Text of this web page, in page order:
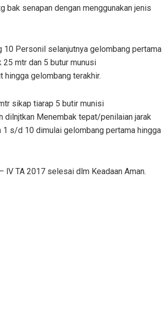
bak senapan dengan menggunakan jenis
Personil selanjutnya gelombang pertama
mtr dan 5 butur munusi
gelombang terakhir.
sikap tiarap 5 butir munisi
Menembak tepat/penilaian jarak
s/d 10 dimulai gelombang pertama hingga
TA 2017 selesai dlm Keadaan Aman.